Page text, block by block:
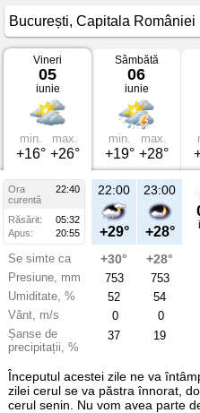
Vremea
București
05
iunie
2026
Capitala
României
Vineri
05
iunie
min.
+16°
max.
+26°
Sâmbătă
06
iunie
min.
+19°
max.
+28°
Ora
22:40
curentă
Răsărit:
05:32
Apus:
20:55
Se simte ca
Presiune, mm
Umiditate, %
Vânt, m/s
Șanse de
precipitații, %
22:00
+29°
+30°
753
52
0
37
23:00
+28°
+28°
753
54
0
19
Începutul acestei zile ne va
zilei cerul se va păstra înnorat,
cerul senin. Nu vom avea parte